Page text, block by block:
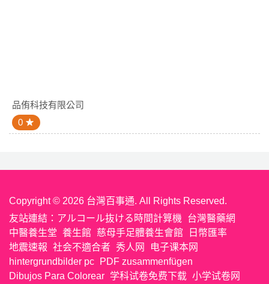
品侑科技有限公司
0
Copyright © 2026 台灣百事通. All Rights Reserved.
友站連結： アルコール抜ける時間計算機
台灣醫藥網
中醫養生堂 養生館 慈母手足體養生會館
日幣匯率
地震速報 社会不適合者 秀人网
电子课本网
hintergrundbilder pc
PDF zusammenfügen
Dibujos Para Colorear 学科试卷免费下载 小学试卷网